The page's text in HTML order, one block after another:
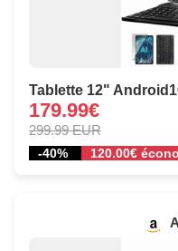
Tablette 12"
179.99€
299.99 EUR
-40% 120.00€